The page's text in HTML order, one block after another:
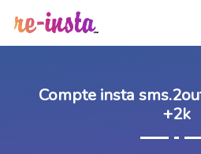
Compte insta
+2k